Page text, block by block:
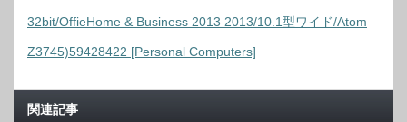
32bit/OffieHome & Business 2013 2013/10.1型ワイド/Atom
Z3745)59428422 [Personal Computers]
関連記事